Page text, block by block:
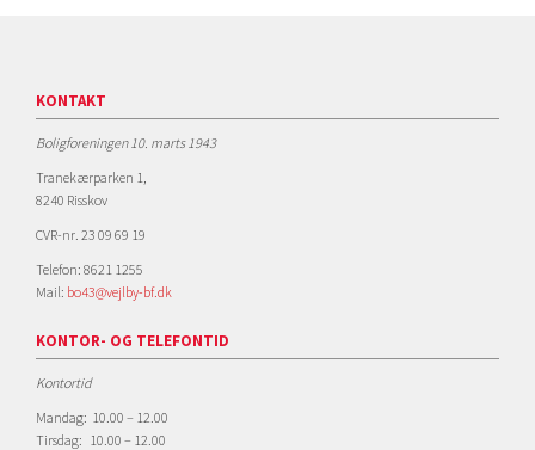
KONTAKT
Boligforeningen 10. marts 1943
Tranekærparken 1,
8240 Risskov
CVR-nr. 23 09 69 19
Telefon: 8621 1255
Mail: bo43@vejlby-bf.dk
KONTOR- OG TELEFONTID
Kontortid
Mandag: 10.00 – 12.00
Tirsdag: 10.00 – 12.00